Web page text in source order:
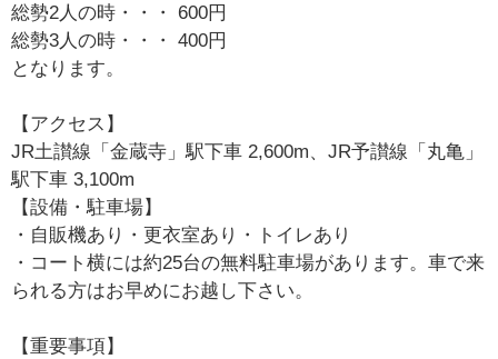
総勢2人の時・・・ 600円
総勢3人の時・・・ 400円
となります。
【アクセス】
JR土讃線「金蔵寺」駅下車 2,600m、JR予讃線「丸亀」
駅下車 3,100m
【設備・駐車場】
・自販機あり・更衣室あり・トイレあり
・コート横には約25台の無料駐車場があります。車で来
られる方はお早めにお越し下さい。
【重要事項】